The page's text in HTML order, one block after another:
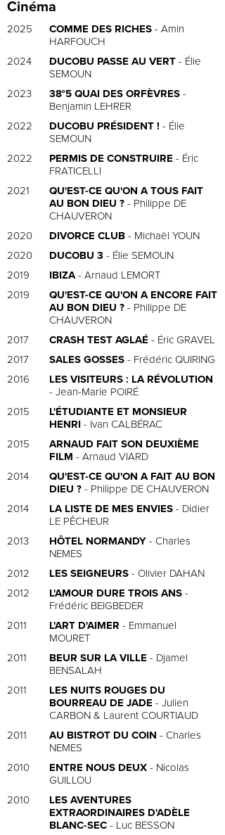
Cinéma
2025 COMME DES RICHES - Amin
HARFOUCH
2024
DUCOBU PASSE AU VERT - Élie
SEMOUN
2023
38°5 QUAI DES ORFÈVRES -
Benjamin LEHRER
2022
DUCOBU PRÉSIDENT ! - Élie
SEMOUN
2022
PERMIS DE CONSTRUIRE - Éric
FRATICELLI
2021
QU'EST-CE QU'ON A TOUS FAIT
AU BON DIEU ? - Philippe DE
CHAUVERON
2020
DIVORCE CLUB - Michaël YOUN
2020
DUCOBU 3 - Élie SEMOUN
2019
IBIZA - Arnaud LEMORT
2019
QU'EST-CE QU'ON A ENCORE FAIT
AU BON DIEU ? - Philippe DE
CHAUVERON
2017
CRASH TEST AGLAÉ - Éric GRAVEL
2017
SALES GOSSES - Frédéric QUIRING
2016
LES VISITEURS : LA RÉVOLUTION
- Jean-Marie POIRÉ
2015
L'ÉTUDIANTE ET MONSIEUR
HENRI - Ivan CALBÉRAC
2015
ARNAUD FAIT SON DEUXIÈME
FILM - Arnaud VIARD
2014
QU'EST-CE QU'ON A FAIT AU BON
DIEU ? - Philippe DE CHAUVERON
2014
LA LISTE DE MES ENVIES - Didier
LE PÊCHEUR
2013
HÔTEL NORMANDY - Charles
NEMES
2012
LES SEIGNEURS - Olivier DAHAN
2012
L'AMOUR DURE TROIS ANS -
Frédéric BEIGBEDER
2011
L'ART D'AIMER - Emmanuel
MOURET
2011
BEUR SUR LA VILLE - Djamel
BENSALAH
2011
LES NUITS ROUGES DU
BOURREAU DE JADE - Julien
CARBON & Laurent COURTIAUD
2011
AU BISTROT DU COIN - Charles
NEMES
2010
ENTRE NOUS DEUX - Nicolas
GUILLOU
2010
LES AVENTURES
EXTRAORDINAIRES D'ADÈLE
BLANC-SEC - Luc BESSON